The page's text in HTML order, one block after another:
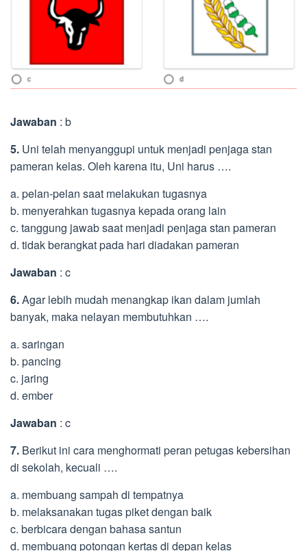
Jawaban : b
5. Uni telah menyanggupi untuk menjadi penjaga stan
pameran kelas. Oleh karena itu, Uni harus ….
a. pelan-pelan saat melakukan tugasnya
b. menyerahkan tugasnya kepada orang lain
c. tanggung jawab saat menjadi penjaga stan pameran
d. tidak berangkat pada hari diadakan pameran
Jawaban : c
6.Agar lebih mudah menangkap ikan dalam jumlah
banyak, maka nelayan membutuhkan ….
a. saringan
b. pancing
c. jaring
d. ember
Jawaban : c
7. Berikut ini cara menghormati peran petugas kebersihan
di sekolah, kecuali ….
a. membuang sampah di tempatnya
b. melaksanakan tugas piket dengan baik
c. berbicara dengan bahasa santun
d. membuang potongan kertas di depan kelas